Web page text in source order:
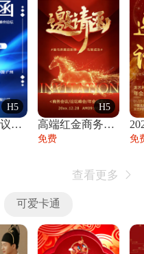
H5
高端商务会议招商加盟展会峰会论坛邀请函
H5
高端红金商务会议年会年终盛典答谢邀请函
免费 免
查看更多 
可爱卡通